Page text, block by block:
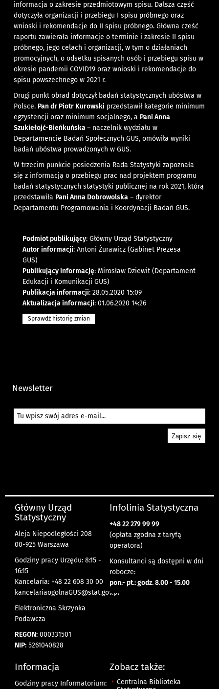
informacja o zakresie przedmiotowym spisu. Dalsza część
dotyczyła organizacji i przebiegu I spisu próbnego oraz
wnioski i rekomendacje do II spisu próbnego. Główna cześć
raportu zawierała informacje o terminie i zakresie II spisu
próbnego, jego celach i organizacji, w tym o działaniach
promocyjnych, o odsetku spisanych osób i przebiegu spisu w
okresie pandemii COVID19 oraz wnioski i rekomendacje do
spisu powszechnego w 2021 r.
Drugi punkt obrad dotyczył badań statystycznych ubóstwa w
Polsce. Pan dr Piotr Kurowski przedstawił kategorie minimum
egzystencji oraz minimum socjalnego, a Pani Anna
Szukiełojć-Bieńkuńska– naczelnik wydziału w
Departamencie Badań Społecznych GUS, omówiła wyniki
badań ubóstwa prowadzonych w GUS.
W trzecim punkcie posiedzenia Rada Statystyki zapoznała
się z informacją o przebiegu prac nad projektem programu
badań statystycznych statystyki publicznej na rok 2021, którą
przedstawiła Pani Anna Dobrowolska – dyrektor
Departamentu Programowania i Koordynacji Badań GUS.
Podmiot publikujący: Główny Urząd Statystyczny
Autor informacji: Antoni Żurawicz (Gabinet Prezesa
GUS)
Publikujący informację: Mirosław Dziewit (Departament
Edukacji i Komunikacji GUS)
Publikacja informacji: 28.05.2020 15:09
Aktualizacja informacji: 01.06.2020 14:26
Sprawdź historię zmian
Newsletter
Główny Urząd
Statystyczny
Aleja Niepodległości 208
00-925 Warszawa
Godziny pracy Urzędu: 8:15 -
16:15
Kancelaria: +48 22 608 30 00
kancelariaogolnaGUS@stat.gov.pl
Elektroniczna Skrzynka
Podawcza
REGON: 000331501
NIP: 5261040828
Infolinia Statystyczna
+48 22 279 99 99
(opłata zgodna z taryfą
operatora)
Konsultanci są dostępni w dni
robocze:
pon.- pt.: godz. 8.00 - 15.00
Informacja
Godziny pracy Informatorium:
Zobacz także:
Centralna Biblioteka